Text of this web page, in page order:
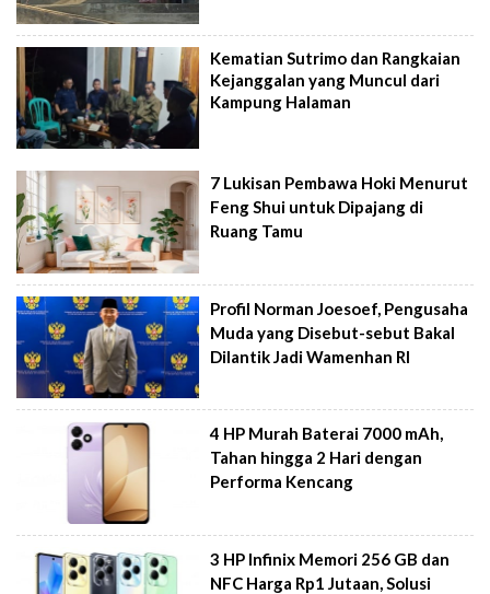
Kematian Sutrimo dan Rangkaian
Kejanggalan yang Muncul dari
Kampung Halaman
7 Lukisan Pembawa Hoki Menurut
Feng Shui untuk Dipajang di
Ruang Tamu
Profil Norman Joesoef, Pengusaha
Muda yang Disebut-sebut Bakal
Dilantik Jadi Wamenhan RI
4 HP Murah Baterai 7000 mAh,
Tahan hingga 2 Hari dengan
Performa Kencang
3 HP Infinix Memori 256 GB dan
NFC Harga Rp1 Jutaan, Solusi